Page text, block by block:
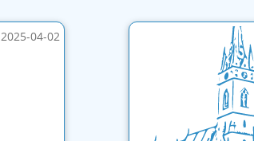
2025-04-02